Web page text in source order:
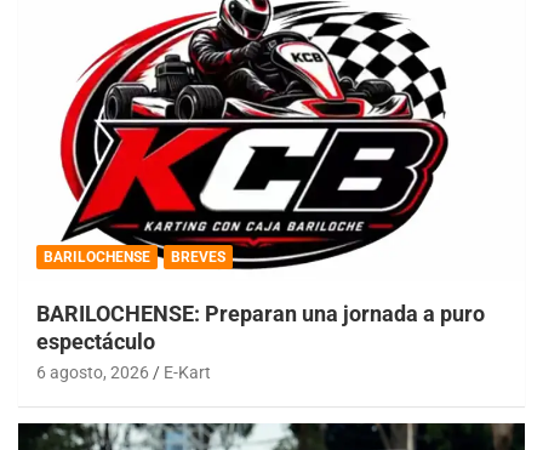
BARILOCHENSE BREVES
BARILOCHENSE: Preparan una jornada a puro
espectáculo
6 agosto, 2026 E-Kart